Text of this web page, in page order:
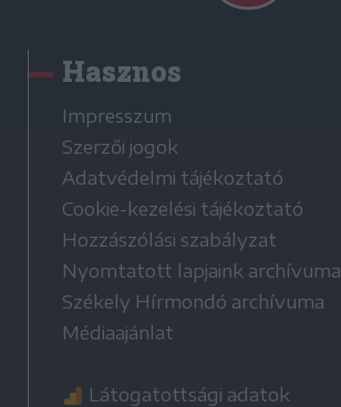
Hasznos
Impresszum
Szerzői jogok
Adatvédelmi tájékoztató
Cookie-kezelési tájékoztató
Hozzászólási szabályzat
Nyomtatott lapjaink archívuma
Székely Hírmondó archívuma
Médiaajánlat
Látogatottsági adatok